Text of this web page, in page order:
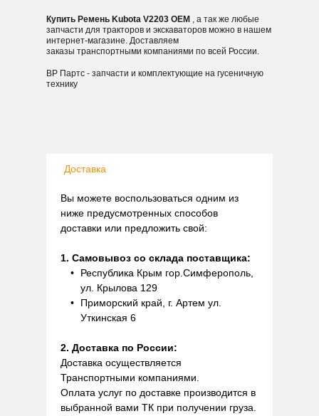
Купить Ремень Kubota V2203 OEM , а так же любые
запчасти для тракторов и экскаваторов можно в нашем
интернет-магазине. Доставляем
заказы транспортными компаниями по всей России.
ВР Партс - запчасти и комплектующие на гусеничную
технику
Доставка
Вы можете воспользоваться одним из
ниже предусмотренных способов
доставки или предложить свой:
1. Самовывоз со склада поставщика:
Республика Крым гор.Симферополь,
ул. Крылова 129
Приморский край, г. Артем ул.
Уткинская 6
2. Доставка по России:
Доставка осуществляется
Транспортными компаниями.
Оплата услуг по доставке производится в
выбранной вами ТК при получении груза.